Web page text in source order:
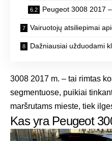
Peugeot 3008 2017
Vairuotojų atsiliepimai
Dažniausiai užduodami
3008 2017 m. – tai rimtas
segmentuose, puikiai
maršrutams mieste, tiek
Kas yra Peugeot